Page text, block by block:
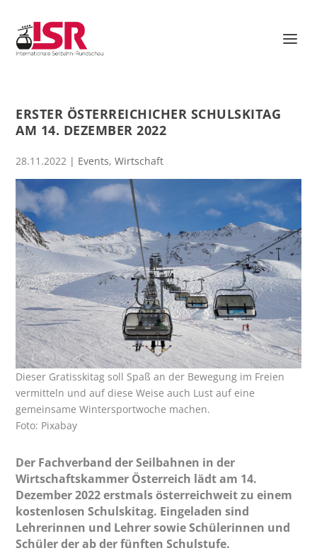
ERSTER ÖSTERREICHICHER SCHULSKITAG
AM 14. DEZEMBER 2022
28.11.2022 | Events,Wirtschaft
Dieser Gratisskitag soll Spaß an der Bewegung im Freien
vermitteln und auf diese Weise auch Lust auf eine
gemeinsame Wintersportwoche machen.
Foto: Pixabay
Der Fachverband der Seilbahnen in der
Wirtschaftskammer Österreich lädt am 14.
Dezember 2022 erstmals österreichweit zu einem
kostenlosen Schulskitag. Eingeladen sind
Lehrerinnen und Lehrer sowie Schülerinnen und
Schüler der ab der fünften Schulstufe.